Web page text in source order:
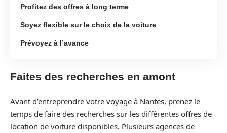
Profitez des offres à long terme
Soyez flexible sur le choix de la voiture
Prévoyez à l’avance
Faites des recherches en amont
Avant d’entreprendre votre voyage à Nantes, prenez le
temps de faire des recherches sur les différentes offres de
location de voiture disponibles. Plusieurs agences de